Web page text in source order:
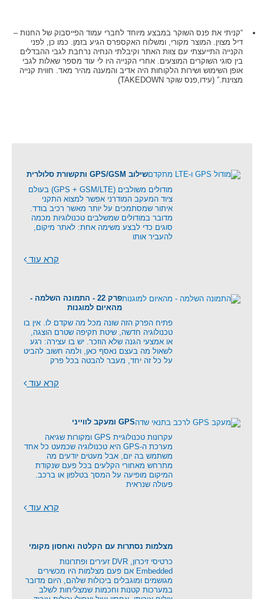
“קניתי את פנס השוקר במבצע מיוחד לחברי עמוד הפייסבוק של החנות –
דיל מצוין. המוצר מקורי, ומשלוח האקספרס הגיע בזמן. כמו כן, לפני
הקנייה התייעצתי עם צוות האתר וקיבלתי הנחיה נרחבת לגבי ההבדלים
בין סוגי השוקרים המוצעים. אחרי הקנייה היו לי עוד מספר שאלות לגבי
אופן השימוש ושירות הלקוחות היה אדיב והמענה מהיר מאד. חווית קנייה
מצוינת.” (עידו,פנס שוקר TAKEDOWN)
שילוב GPS/GSM ותקשורת סלולרית
מודולים משולבים (GPS + GSM/LTE) בעולם
ציוד המעקב המודרני אפשר למצוא התקני
איתור שמסתמכים על יותר מאשר רכיב בודד.
מדובר במודולים שמשלבים טכנולוגיות מכמה
סוגים כדי לבצע משימה אחת: לאתר מיקום,
להעביר אותו
קרא עוד
פרק 22 - התמונה השלמה -
מהאיום למוגנות
פתיח הפרק הזה שונה מכל מה שקדם לו. אין בו
טכנולוגיה חדשה, שיטת תקיפה שטרם הוצגה,
או אמצעי הגנה שלא הוזכר. יש בו עצירה: רגע
לשאול מה בעצם נאסף כאן, ולמה חשוב להביט
על כל זה יחד, מעבר להבטה בכל פרק
קרא עוד
GPS ומעקב לווייני
עקרונות טכנולוגיית GPS ומקורות שגיאה
מערכת ה-GPS היא טכנולוגיה שכמעט כל אחד
משתמש בה יום, אבל מעטים יודעים מה
מתרחש מאחורי הקלעים בכל פעם שנקודת
המיקום מופיעה על המסך בטלפון או ברכב.
פעולה שנראית
קרא עוד
מצלמות נסתרות עם הקלטה ואחסון מקומי
כרטיסי זיכרון, DVR זעירים ופתרונות
Embedded אם פעם מצלמות היו מכשירים
מגושמים ומוגבלים ביכולות שלהם, היום מדובר
במערכות קטנות וחכמות שמצליחות לשלב